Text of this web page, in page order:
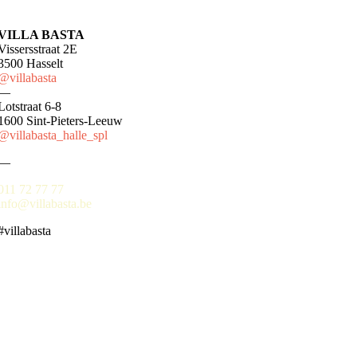
BASTA
2E
Hasselt
6-8
Sint-Pieters-Leeuw
72 77 77